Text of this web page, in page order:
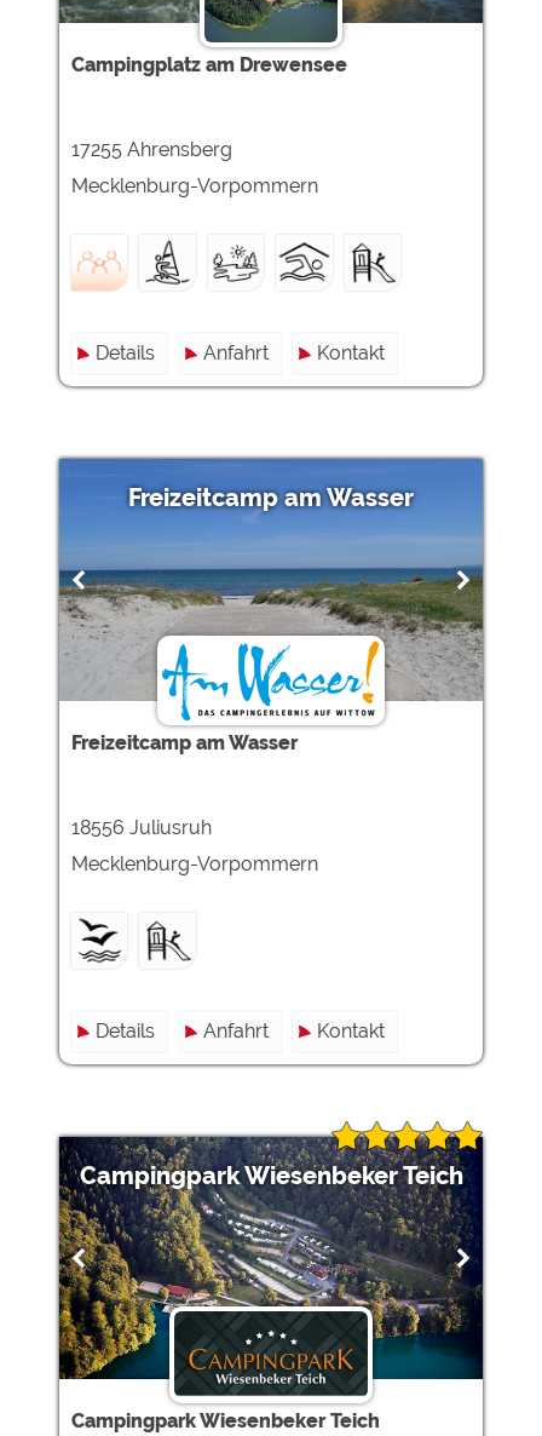
Campingplatz am Drewensee
17255 Ahrensberg
Mecklenburg-Vorpommern
Details Anfahrt Kontakt
Freizeitcamp am Wasser
Freizeitcamp am Wasser
18556 Juliusruh
Mecklenburg-Vorpommern
Details Anfahrt Kontakt
Campingpark Wiesenbeker Teich
Campingpark Wiesenbeker Teich